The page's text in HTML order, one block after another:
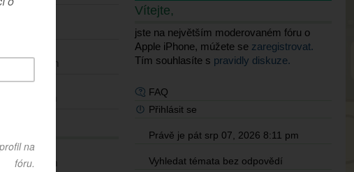
11:11 pm
12:11 am
Vítejte,
jste na největším moderovaném fóru o
Apple iPhone, múžete se zaregistrovat.
Tím souhlasíte s pravidly diskuze.
FAQ
Přihlásit se
Právě je pát srp 07, 2026 8:11 pm
Vyhledat témata bez odpovědí